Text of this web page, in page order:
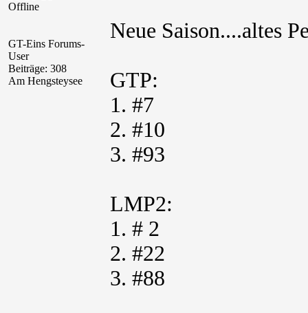
Offline
GT-Eins Forums-
User
Beiträge: 308
Am Hengsteysee
Neue Saison....altes
GTP:
1. #7
2. #10
3. #93
LMP2:
1. # 2
2. #22
3. #88